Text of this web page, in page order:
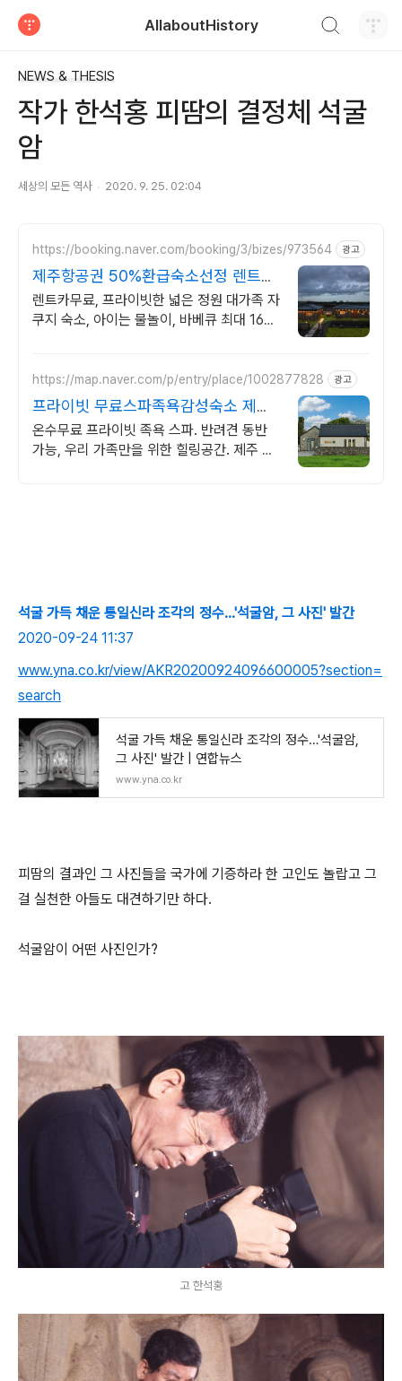
AllaboutHistory
NEWS & THESIS
작가 한석홍 피땀의 결정체 석굴
암
세상의 모든 역사 2020. 9. 25. 02:04
https://booking.naver.com/booking/3/bizes/973564 광고
제주항공권 50%환급숙소선정 렌트카
무료 이벤트중
렌트카무료, 프라이빗한 넓은 정원 대가족 자
쿠지 숙소, 아이는 물놀이, 바베큐 최대 16인,
https://map.naver.com/p/entry/place/1002877828 광고
프라이빗 무료스파족욕감성숙소 제주
돌담감성, 반려견 환영
온수무료 프라이빗 족욕 스파. 반려견 동반
가능, 우리 가족만을 위한 힐링공간. 제주 이
석굴 가득 채운 통일신라 조각의 정수…'석굴암, 그 사진' 발간
2020-09-24 11:37
www.yna.co.kr/view/AKR20200924096600005?section=
search
석굴 가득 채운 통일신라 조각의 정수…'석굴암,
그 사진' 발간 | 연합뉴스
www.yna.co.kr
피땀의 결과인 그 사진들을 국가에 기증하라 한 고인도 놀랍고 그
걸 실천한 아들도 대견하기만 하다.
석굴암이 어떤 사진인가?
고 한석홍